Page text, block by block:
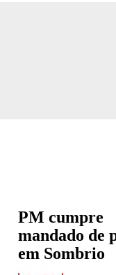
PM cumpre
mandado de
em Sombrio